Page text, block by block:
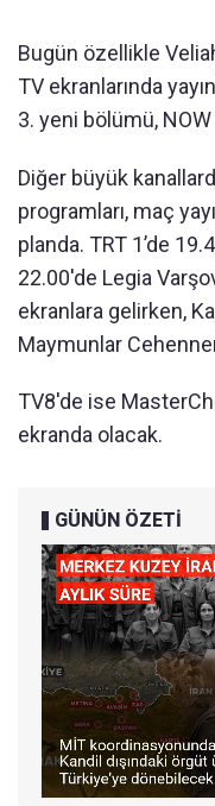
Bugün özellikle
TV ekranlarında
3. yeni bölümü,
Diğer büyük
programları, maç
planda. TRT 1’de
22.00'de Legia
ekranlara gelirken,
Maymunlar
TV8'de ise
ekranda olacak.
GÜNÜN ÖZETİ